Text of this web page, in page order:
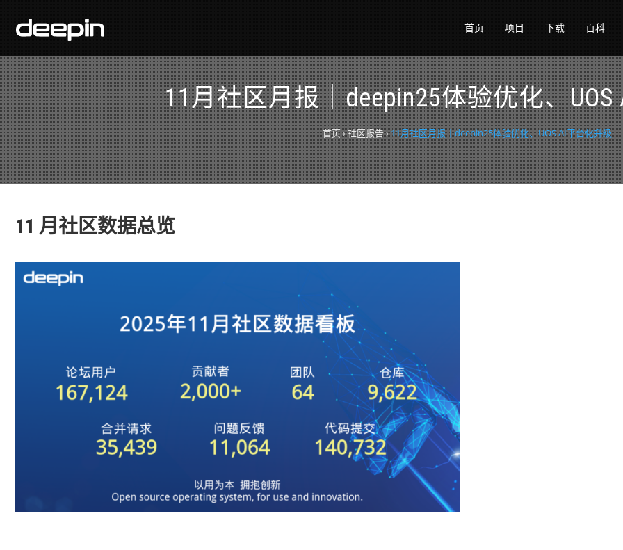
首页 项目 下载 百科
11月社区月报｜deepin25体验优化、
首页 ›社区报告›11月社区月报｜deepin25体验优化、UOS AI平台化升级
11 月社区数据总览